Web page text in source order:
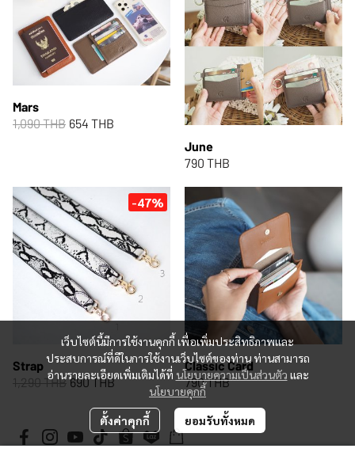
Mars
1,090 THB 654 THB
June
790 THB
-47%
Strap
1,290 THB 690 THB
Classic Card
790 THB
เว็บไซต์นี้มีการใช้งานคุกกี้ เพื่อเพิ่มประสิทธิภาพและ
ประสบการณ์ที่ดีในการใช้งานเว็บไซต์ของท่าน ท่านสามารถ
อ่านรายละเอียดเพิ่มเติมได้ที่ นโยบายความเป็นส่วนตัว และ
นโยบายคุกกี้
ตั้งค่าคุกกี้ ยอมรับทั้งหมด